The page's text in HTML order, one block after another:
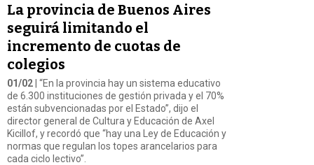
La provincia de Buenos Aires
seguirá limitando el
incremento de cuotas de
colegios
01/02 | “En la provincia hay un sistema educativo
de 6.300 instituciones de gestión privada y el 70%
están subvencionadas por el Estado”, dijo el
director general de Cultura y Educación de Axel
Kicillof, y recordó que “hay una Ley de Educación y
normas que regulan los topes arancelarios para
cada ciclo lectivo”.